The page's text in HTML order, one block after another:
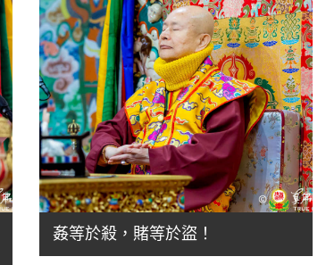
姦等於殺，賭等於盜！